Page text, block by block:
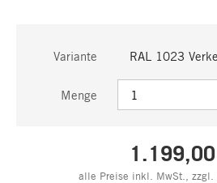
Variante RAL 1023
Menge
alle Preise inkl. MwSt., zzgl.